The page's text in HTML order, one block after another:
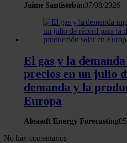
Jaime Santisteban07/08/2026
El gas y la
precios en un julio
demanda y la
Europa
Aleasoft Energy Forecasting
No hay comentarios